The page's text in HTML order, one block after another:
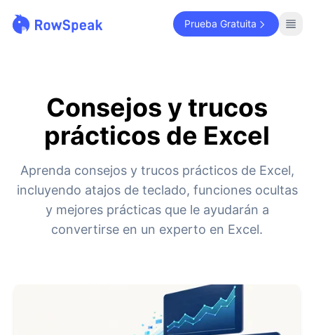
Prueba Gratuita
Consejos y trucos
prácticos de Excel
Aprenda consejos y trucos prácticos de Excel,
incluyendo atajos de teclado, funciones ocultas
y mejores prácticas que le ayudarán a
convertirse en un experto en Excel.